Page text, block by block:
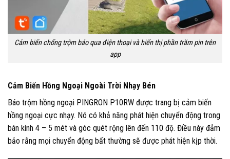
Cảm biến chống trộm báo qua điện thoại và hiển thị phần trăm pin trên
app
Cảm Biến Hồng Ngoại Ngoài Trời Nhạy Bén
Báo trộm hồng ngoại PINGRON P10RW được trang bị cảm biến
hồng ngoại cực nhạy. Nó có khả năng phát hiện chuyển động trong
bán kính 4 – 5 mét và góc quét rộng lên đến 110 độ. Điều này đảm
bảo rằng mọi chuyển động bất thường sẽ được phát hiện kịp thời.